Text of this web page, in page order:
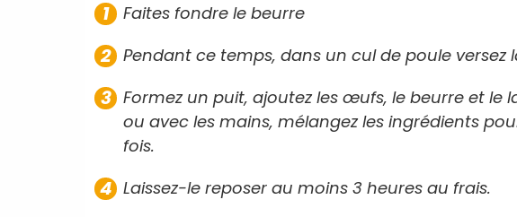
Faites fondre le beurre
Pendant ce temps, dans un cul de poule versez
Formez un puit, ajoutez les œufs, le beurre et le
ou avec les mains, mélangez les ingrédients
fois.
Laissez-le reposer au moins 3 heures au frais.